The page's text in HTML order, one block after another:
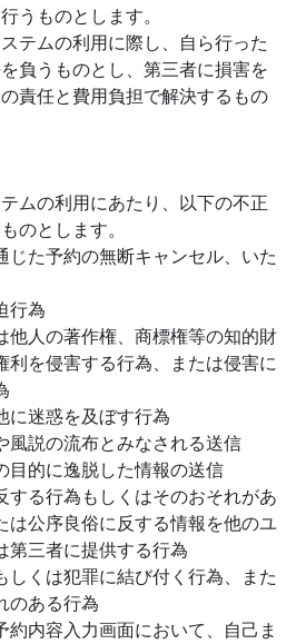
うものとします。
テムの利用に際し、自ら行った
負うものとし、第三者に損害を
責任と費用負担で解決するもの
ムの利用にあたり、以下の不正
のとします。
じた予約の無断キャンセル、いた
行為
他人の著作権、商標権等の知的財
利を侵害する行為、または侵害に
に迷惑を及ぼす行為
風説の流布とみなされる送信
目的に逸脱した情報の送信
する行為もしくはそのおそれがあ
は公序良俗に反する情報を他のユ
第三者に提供する行為
しくは犯罪に結び付く行為、また
のある行為
約内容入力画面において、自己ま